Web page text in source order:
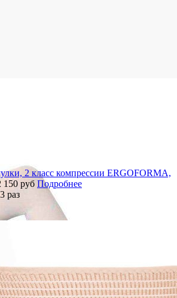
2 класс компрессии ERGOFORMA,
150 руб Подробнее
раз